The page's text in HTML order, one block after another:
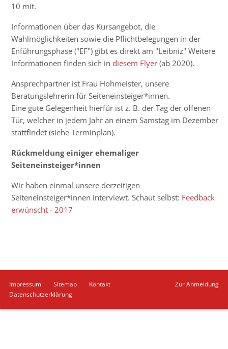
10 mit.
Informationen über das Kursangebot, die
Wahlmöglichkeiten sowie die Pflichtbelegungen in der
Enführungsphase ("EF") gibt es direkt am "Leibniz" Weitere
Informationen finden sich in diesem Flyer (ab 2020).
Ansprechpartner ist Frau Hohmeister, unsere
Beratungslehrerin für Seiteneinsteiger*innen.
Eine gute Gelegenheit hierfür ist z. B. der Tag der offenen
Tür, welcher in jedem Jahr an einem Samstag im Dezember
stattfindet (siehe Terminplan).
Rückmeldung einiger ehemaliger
Seiteneinsteiger*innen
Wir haben einmal unsere derzeitigen
Seiteneinsteiger*innen interviewt. Schaut selbst: Feedback
erwünscht - 2017
Zur Anmeldung
Navigation
überspringen
Impressum Sitemap
Kontakt
Datenschutzerklärung